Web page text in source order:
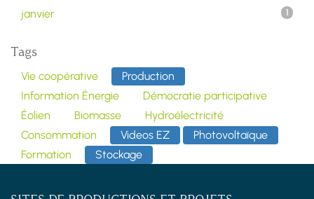
janvier
1
Tags
Vie coopérative
Production
Information Énergie
Démocratie participative
Éolien
Biomasse
Hydroélectricité
Consommation
Videos EZ
Photovoltaïque
Formation
Stockage